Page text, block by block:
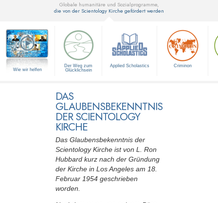
Globale humanitäre und Sozialprogramme,
die von der Scientology Kirche gefördert werden
Wie wir helfen
Der Weg zum
Glücklichsein
Applied Scholastics Criminon
DAS
GLAUBENSBEKENNTNIS
DER SCIENTOLOGY
KIRCHE
Das Glaubensbekenntnis der
Scientology Kirche ist von L. Ron
Hubbard kurz nach der Gründung
der Kirche in Los Angeles am 18.
Februar 1954 geschrieben
worden.